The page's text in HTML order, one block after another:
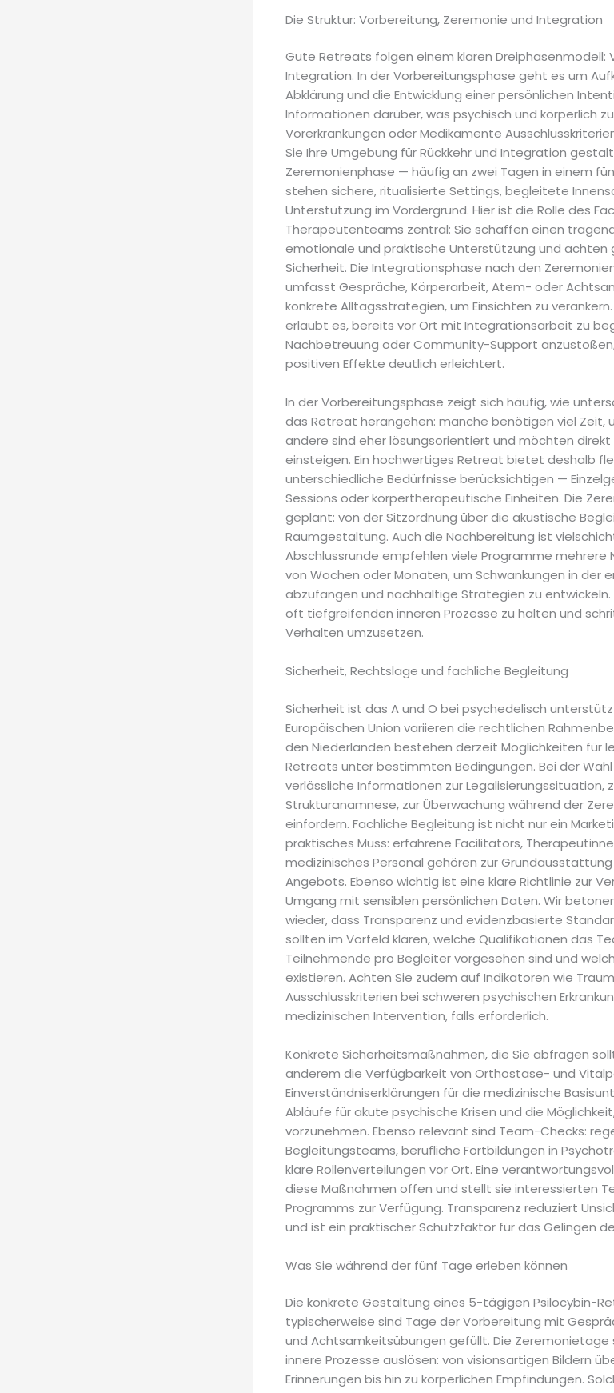
Die Struktur: Vorbereitung, Zeremonie und Integration
Gute Retreats folgen einem klaren Dreiphasenmodell:
Integration. In der Vorbereitungsphase geht es um
Abklärung und die Entwicklung einer persönlichen
Informationen darüber, was psychisch und körperlich
Vorerkrankungen oder Medikamente
Sie Ihre Umgebung für Rückkehr und Integration
Zeremonienphase — häufig an zwei Tagen in einem
stehen sichere, ritualisierte Settings, begleitete
Unterstützung im Vordergrund. Hier ist die Rolle des
Therapeutenteams zentral: Sie schaffen einen
emotionale und praktische Unterstützung und achten
Sicherheit. Die Integrationsphase nach den
umfasst Gespräche, Körperarbeit, Atem- oder
konkrete Alltagsstrategien, um Einsichten zu
erlaubt es, bereits vor Ort mit Integrationsarbeit zu
Nachbetreuung oder Community-Support
positiven Effekte deutlich erleichtert.
In der Vorbereitungsphase zeigt sich häufig, wie
das Retreat herangehen: manche benötigen viel Zeit,
andere sind eher lösungsorientiert und möchten direkt
einsteigen. Ein hochwertiges Retreat bietet deshalb
unterschiedliche Bedürfnisse berücksichtigen —
Sessions oder körpertherapeutische Einheiten. Die
geplant: von der Sitzordnung über die akustische
Raumgestaltung. Auch die Nachbereitung ist
Abschlussrunde empfehlen viele Programme mehrere
von Wochen oder Monaten, um Schwankungen in der
abzufangen und nachhaltige Strategien zu
oft tiefgreifenden inneren Prozesse zu halten und
Verhalten umzusetzen.
Sicherheit, Rechtslage und fachliche Begleitung
Sicherheit ist das A und O bei psychedelisch
Europäischen Union variieren die rechtlichen
den Niederlanden bestehen derzeit Möglichkeiten für
Retreats unter bestimmten Bedingungen. Bei der
verlässliche Informationen zur Legalisierungssituation,
Strukturanamnese, zur Überwachung während der
einfordern. Fachliche Begleitung ist nicht nur ein
praktisches Muss: erfahrene Facilitators,
medizinisches Personal gehören zur
Angebots. Ebenso wichtig ist eine klare Richtlinie zur
Umgang mit sensiblen persönlichen Daten. Wir
wieder, dass Transparenz und evidenzbasierte
sollten im Vorfeld klären, welche Qualifikationen das
Teilnehmende pro Begleiter vorgesehen sind und
existieren. Achten Sie zudem auf Indikatoren wie
Ausschlusskriterien bei schweren psychischen
medizinischen Intervention, falls erforderlich.
Konkrete Sicherheitsmaßnahmen, die Sie abfragen
anderem die Verfügbarkeit von Orthostase- und
Einverständniserklärungen für die medizinische
Abläufe für akute psychische Krisen und die
vorzunehmen. Ebenso relevant sind Team-Checks:
Begleitungsteams, berufliche Fortbildungen in
klare Rollenverteilungen vor Ort. Eine
diese Maßnahmen offen und stellt sie interessierten
Programms zur Verfügung. Transparenz reduziert
und ist ein praktischer Schutzfaktor für das Gelingen
Was Sie während der fünf Tage erleben können
Die konkrete Gestaltung eines 5-tägigen Psilocybin-
typischerweise sind Tage der Vorbereitung mit
und Achtsamkeitsübungen gefüllt. Die Zeremonietage
innere Prozesse auslösen: von visionsartigen Bildern
Erinnerungen bis hin zu körperlichen Empfindungen.